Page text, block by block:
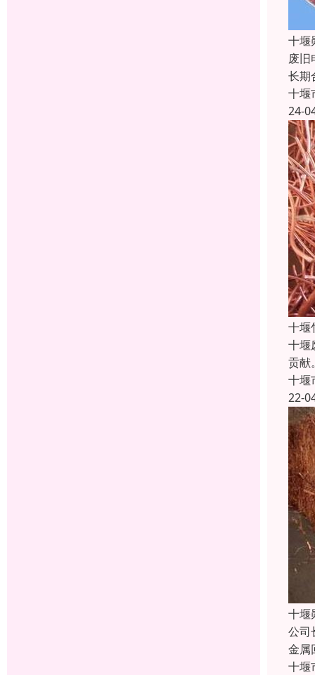
十堰
废旧
长
十堰
24-
十堰
十堰
贡献
十堰
22-
十堰
公司
金属
十堰